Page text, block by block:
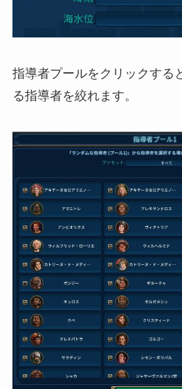
指導者プールをクリックする
る指導者を絞れます。